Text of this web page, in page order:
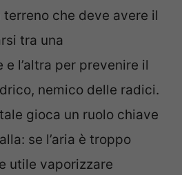
che deve avere il
tra una
l’altra per prevenire il
nemico delle radici.
gioca un ruolo chiave
se l’aria è troppo
utile vaporizzare